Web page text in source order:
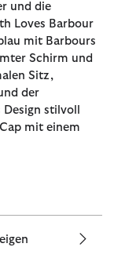
und die
Loves Barbour
mit Barbours
Schirm und
Sitz,
der
stilvoll
mit einem